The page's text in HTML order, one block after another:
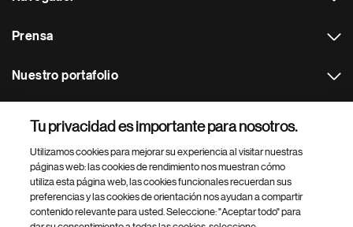
Prensa
Nuestro portafolio
Footer Site Search
Tu privacidad es importante para nosotros.
Utilizamos cookies para mejorar su experiencia al visitar nuestras
páginas web: las cookies de rendimiento nos muestran cómo
utiliza esta página web, las cookies funcionales recuerdan sus
preferencias y las cookies de orientación nos ayudan a compartir
contenido relevante para usted. Seleccione: "Aceptar todo" para